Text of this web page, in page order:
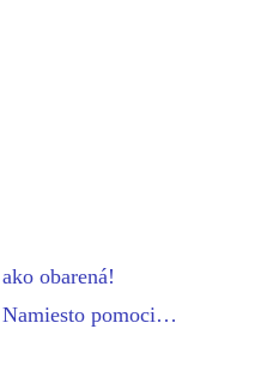
obarená!
Namiesto pomoci…